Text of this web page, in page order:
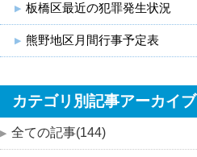
板橋区最近の犯罪発生状況
熊野地区月間行事予定表
カテゴリ別記事アーカイブ
全ての記事(144)